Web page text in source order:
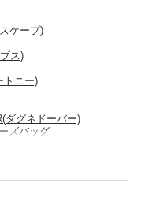
ケープ)
ス)
トニー)
ダグネドーバー)
ズバッグ